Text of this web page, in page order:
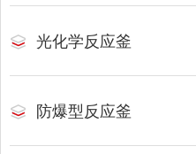
光化学反应釜
防爆型反应釜